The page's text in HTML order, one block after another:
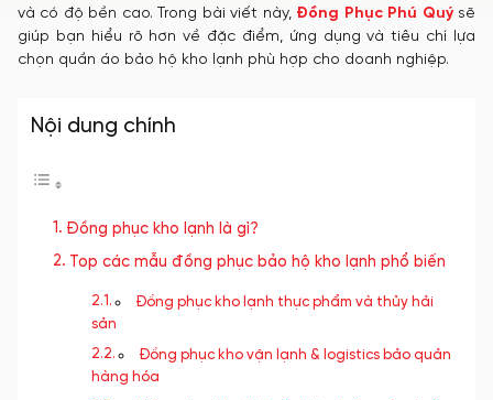
và có độ bền cao. Trong bài viết này, Đồng Phục Phú Quýsẽ
giúp bạn hiểu rõ hơn về đặc điểm, ứng dụng và tiêu chí lựa
chọn quần áo bảo hộ kho lạnh phù hợp cho doanh nghiệp.
Nội dung chính
Đồng phục kho lạnh là gì?
Top các mẫu đồng phục bảo hộ kho lạnh phổ biến
Đồng phục kho lạnh thực phẩm và thủy hải
sản
Đồng phục kho vận lạnh & logistics bảo quản
hàng hóa